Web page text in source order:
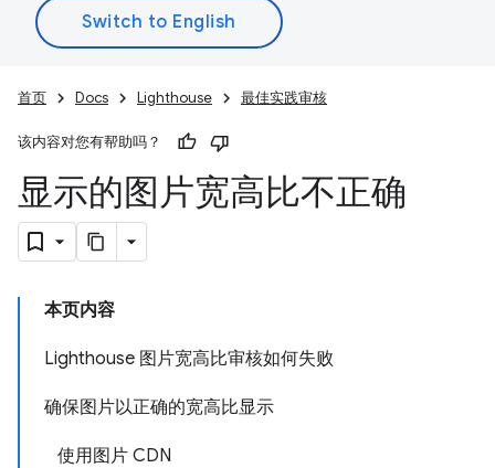
首页 Docs Lighthouse 最佳实践审核
该内容对您有帮助吗？
显示的图片宽高比不正确
本页内容
Lighthouse 图片宽高比审核如何失败
确保图片以正确的宽高比显示
使用图片 CDN